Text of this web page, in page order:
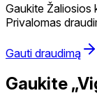
Gaukite Žaliosios
Privalomas
Gauti draudimą
Gaukite